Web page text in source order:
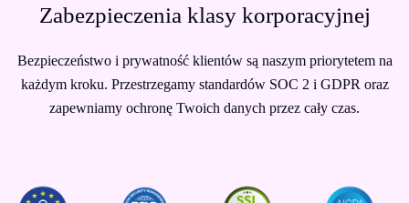
Zabezpieczenia klasy korporacyjnej
Bezpieczeństwo i prywatność klientów są naszym priorytetem na
każdym kroku. Przestrzegamy standardów SOC 2 i GDPR oraz
zapewniamy ochronę Twoich danych przez cały czas.